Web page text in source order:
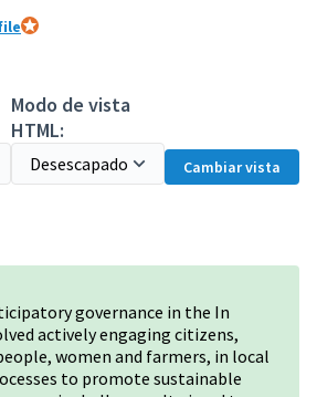
Modo de vista
HTML:
Cambiar vista
governance in the In
actively engaging citizens,
women and farmers, in local
to promote sustainable